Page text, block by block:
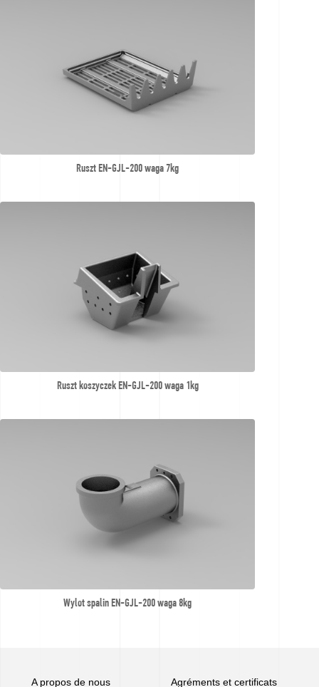
Ruszt EN-GJL-200 waga 7kg
Ruszt koszyczek EN-GJL-200 waga 1kg
Wylot spalin EN-GJL-200 waga 8kg
A propos de nous Agréments et certificats